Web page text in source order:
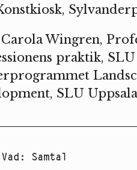
Carola Wingren,
praktik,
SLU Uppsala
Vad : Samtal